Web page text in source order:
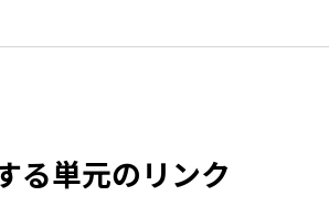
る単元のリンク